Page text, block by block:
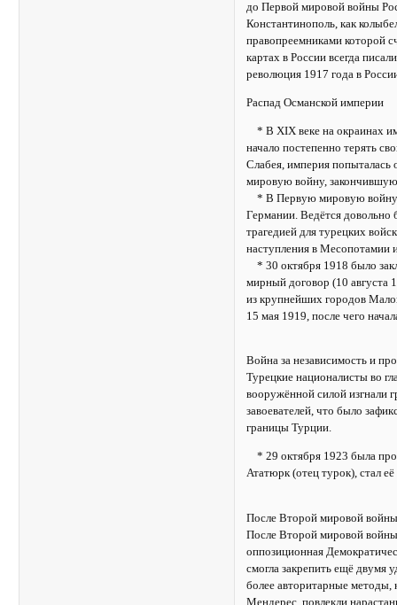
до Первой мировой войны
Константинополь, как
правопреемниками которой
картах в России всегда
революция 1917 года в
Распад Османской империи
* В XIX веке на окраинах
начало постепенно терять
Слабея, империя попыталась
мировую войну,
* В Первую мировую войну
Германии. Ведётся довольно
трагедией для турецких
наступления в Месопотамии
* 30 октября 1918 было
мирный договор (10 августа
из крупнейших городов
15 мая 1919, после чего
Война за независимость и
Турецкие националисты во
вооружённой силой изгнали
завоевателей, что было
границы Турции.
* 29 октября 1923 была
Ататюрк (отец турок), стал
После Второй мировой
После Второй мировой
оппозиционная
смогла закрепить ещё двумя
более авторитарные методы,
Мендерес, повлекли